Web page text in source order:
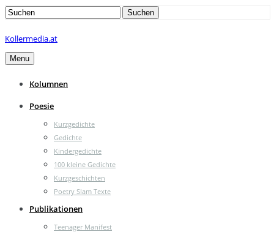
Search
Suchen
Kollermedia.at
Menu
Kolumnen
Poesie
Kurzgedichte
Gedichte
Kindergedichte
100 kleine Gedichte
Kurzgeschichten
Poetry Slam Texte
Publikationen
Teenager Manifest